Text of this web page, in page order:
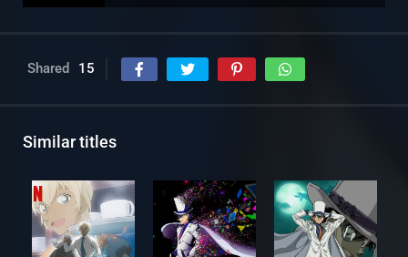
Shared 15
Similar titles